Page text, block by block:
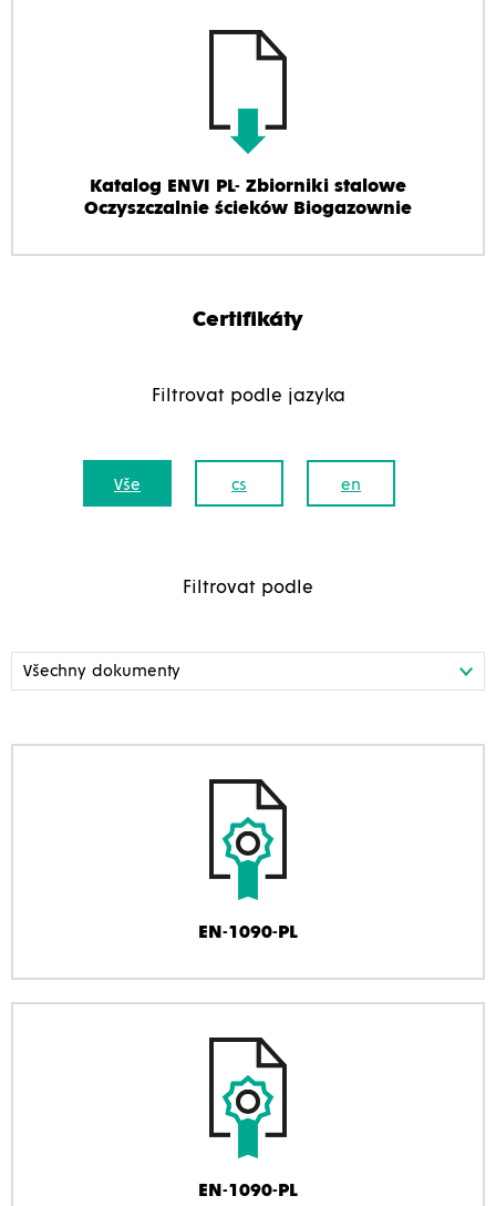
Katalog ENVI PL- Zbiorniki stalowe
Oczyszczalnie ścieków Biogazownie
Certifikáty
Filtrovat podle jazyka
Vše cs en
Filtrovat podle
EN-1090-PL
EN-1090-PL